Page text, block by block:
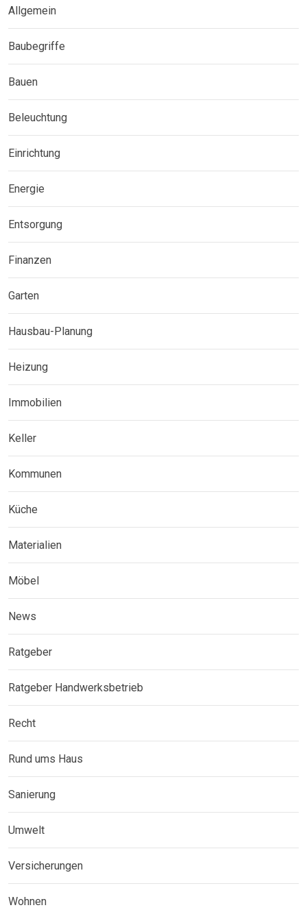
Allgemein
Baubegriffe
Bauen
Beleuchtung
Einrichtung
Energie
Entsorgung
Finanzen
Garten
Hausbau-Planung
Heizung
Immobilien
Keller
Kommunen
Küche
Materialien
Möbel
News
Ratgeber
Ratgeber Handwerksbetrieb
Recht
Rund ums Haus
Sanierung
Umwelt
Versicherungen
Wohnen